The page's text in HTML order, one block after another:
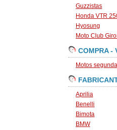
Guzzistas
Honda VTR
Hyosung
Moto Club
COMPRA -
Motos
Aprilia
Benelli
Bimota
BMW